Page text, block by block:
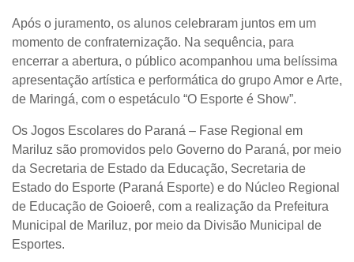
Após o juramento, os alunos celebraram juntos em um
momento de confraternização. Na sequência, para
encerrar a abertura, o público acompanhou uma belíssima
apresentação artística e performática do grupo Amor e Arte,
de Maringá, com o espetáculo “O Esporte é Show”.
Os Jogos Escolares do Paraná – Fase Regional em
Mariluz são promovidos pelo Governo do Paraná, por meio
da Secretaria de Estado da Educação, Secretaria de
Estado do Esporte (Paraná Esporte) e do Núcleo Regional
de Educação de Goioerê, com a realização da Prefeitura
Municipal de Mariluz, por meio da Divisão Municipal de
Esportes.